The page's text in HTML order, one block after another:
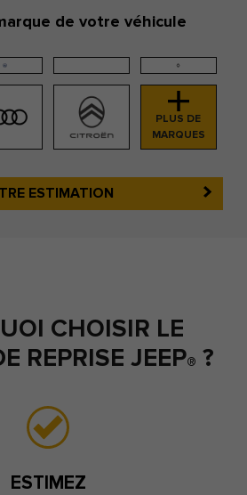
de votre véhicule
PLUS DE
MARQUES
ESTIMATION
CHOISIR LE
REPRISE JEEP® ?
ESTIMEZ